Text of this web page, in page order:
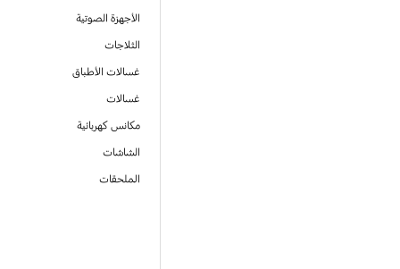
الأجهزة الصوتية
الثلاجات
غسالات الأطباق
غسالات
مكانس كهربائية
الشاشات
الملحقات